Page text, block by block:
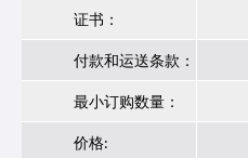
证书：
付款和运送条款：
最小订购数量：
价格: